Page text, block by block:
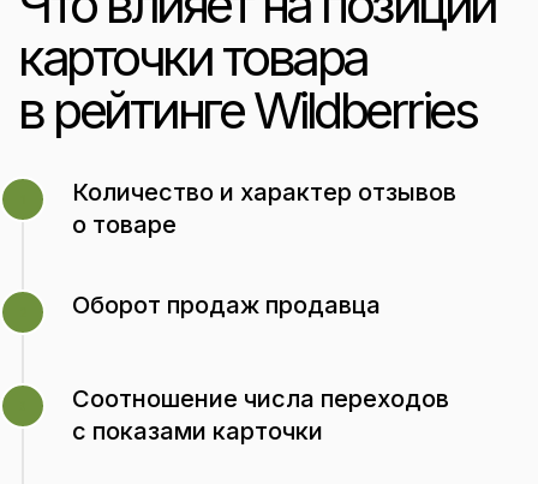
Количество и характер отзывов
о товаре
Оборот продаж продавца
Соотношение числа переходов
с показами карточки